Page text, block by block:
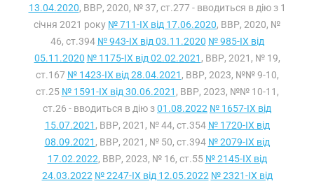
13.04.2020, ВВР, 2020, № 37, ст.277 - вводиться в дію з 1
січня 2021 року № 711-IX від 17.06.2020, ВВР, 2020, №
46, ст.394 № 943-IX від 03.11.2020 № 985-IX від
05.11.2020 № 1175-IX від 02.02.2021 , ВВР, 2021, № 19,
ст.167 № 1423-IX від 28.04.2021 , ВВР, 2023, №№ 9-10,
ст.25 № 1591-IX від 30.06.2021 , ВВР, 2023, №№ 10-11,
ст.26 - вводиться в дію з01.08.2022 № 1657-IX від
15.07.2021 , ВВР, 2021, № 44, ст.354 № 1720-IX від
08.09.2021 , ВВР, 2021, № 50, ст.394 № 2079-IX від
17.02.2022, ВВР, 2023, № 16, ст.55 № 2145-IX від
24.03.2022 № 2247-IX від 12.05.2022 № 2321-IX від